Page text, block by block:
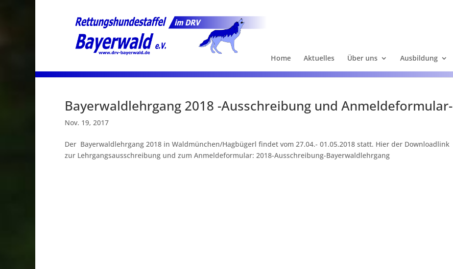
Home Aktuelles Über uns Ausbildung
Bayerwaldlehrgang 2018 -Ausschreibung und Anmeldeformular-
Nov. 19, 2017
Der Bayerwaldlehrgang 2018 in Waldmünchen/Hagbügerl findet vom 27.04.- 01.05.2018 statt. Hier der Downloadlink
zur Lehrgangsausschreibung und zum Anmeldeformular: 2018-Ausschreibung-Bayerwaldlehrgang